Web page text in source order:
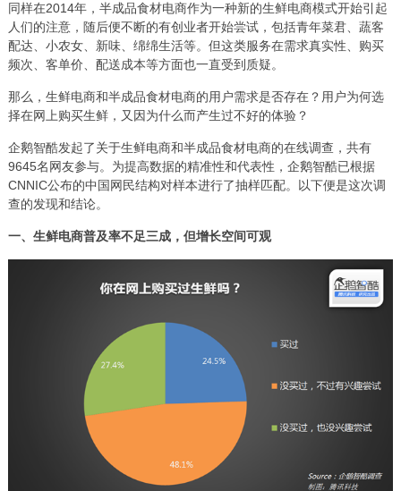
同样在2014年，半成品食材电商作为一种新的生鲜电商模式开始引起
人们的注意，随后便不断的有创业者开始尝试，包括青年菜君、蔬客
配达、小农女、新味、绵绵生活等。但这类服务在需求真实性、购买
频次、客单价、配送成本等方面也一直受到质疑。
那么，生鲜电商和半成品食材电商的用户需求是否存在？用户为何选
择在网上购买生鲜，又因为什么而产生过不好的体验？
企鹅智酷发起了关于生鲜电商和半成品食材电商的在线调查，共有
9645名网友参与。为提高数据的精准性和代表性，企鹅智酷已根据
CNNIC公布的中国网民结构对样本进行了抽样匹配。以下便是这次调
查的发现和结论。
一、生鲜电商普及率不足三成，但增长空间可观